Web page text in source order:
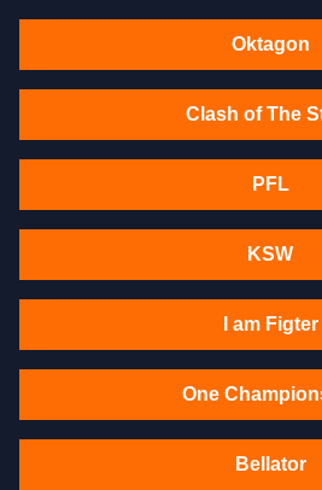
Oktagon
Clash of The
PFL
KSW
I am Figter
One
Bellator